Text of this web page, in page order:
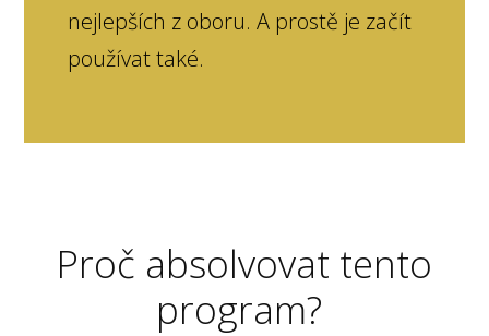
nejlepších z oboru. A prostě je začít
používat také.
Proč absolvovat tento
program?